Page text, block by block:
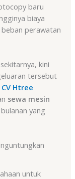
baru
biaya
perawatan
kini
tersebut
CV Htree
sewa mesin
yang
untuk